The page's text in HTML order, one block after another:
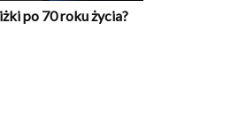
po 70 roku życia?